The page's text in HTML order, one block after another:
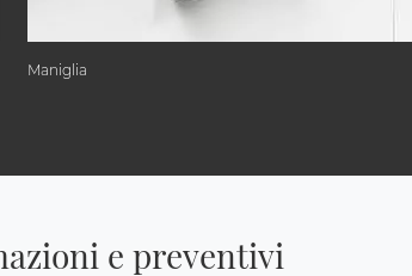
Maniglia
e preventivi